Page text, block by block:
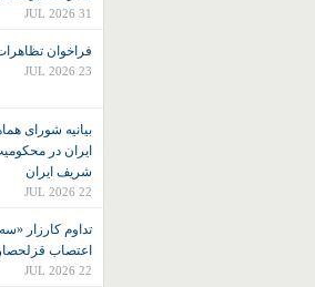
31 JUL 2026
فراخوان
23 JUL 2026
بیانیه شورای
ایران در
شریف ایران
22 JUL 2026
اعتصاب قزلحصار
22 JUL 2026